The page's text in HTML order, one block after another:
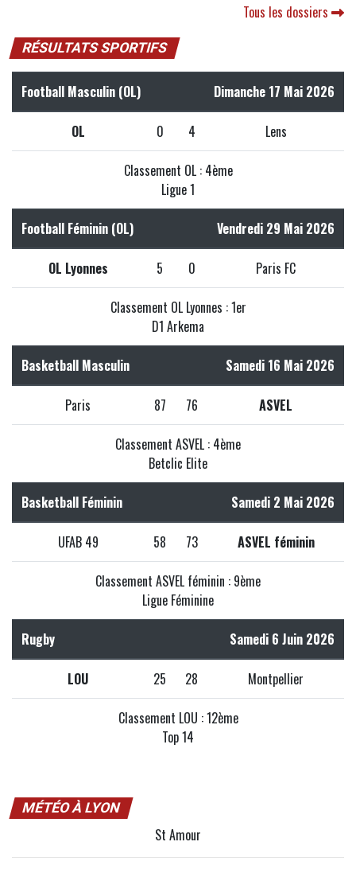
Tous les dossiers
RÉSULTATS SPORTIFS
Football Masculin (OL) Dimanche 17 Mai 2026
OL 0 4 Lens
Classement OL : 4ème
Ligue 1
Football Féminin (OL) Vendredi 29 Mai 2026
OL Lyonnes 5 0 Paris FC
Classement OL Lyonnes : 1er
D1 Arkema
Basketball Masculin Samedi 16 Mai 2026
Paris 87 76 ASVEL
Classement ASVEL : 4ème
Betclic Elite
Basketball Féminin Samedi 2 Mai 2026
UFAB 49 58 73 ASVEL féminin
Classement ASVEL féminin : 9ème
Ligue Féminine
Rugby Samedi 6 Juin 2026
LOU 25 28 Montpellier
Classement LOU : 12ème
Top 14
MÉTÉO À LYON
St Amour